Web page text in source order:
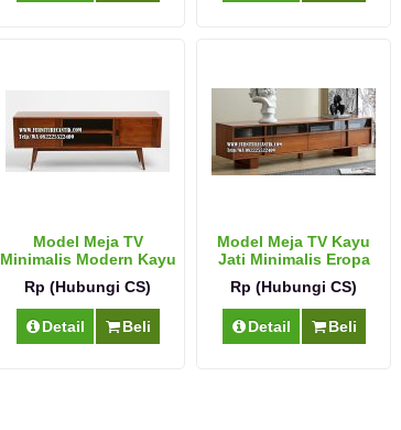
Model Meja TV
Minimalis Modern Kayu
Rp (Hubungi CS)
Detail Beli
Model Meja TV Kayu
Jati Minimalis Eropa
Rp (Hubungi CS)
Detail Beli